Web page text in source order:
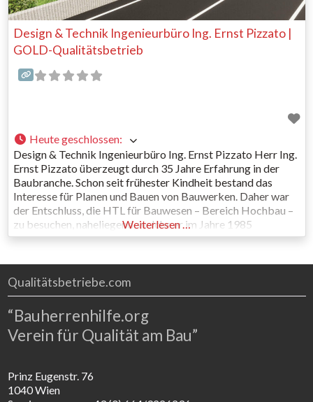
Design & Technik Ingenieurbüro Ing. Ernst Pizzato |
GOLD-Qualitätsbetrieb
Heute geschlossen:
Design & Technik Ingenieurbüro Ing. Ernst Pizzato Herr Ing.
Ernst Pizzato überzeugt durch 35 Jahre Erfahrung in der
Baubranche. Schon seit frühester Kindheit bestand das
Interesse für Planen und Bauen von Bauwerken. Daher war
der Entschluss, die HTL für Bauwesen – Bereich Hochbau –
zu besuchen, naheliegend, welche er im Jahre 1985
abschloss. Damit war der Grundstein für eine Karriere
Weiterlesen …
Qualitätsbetriebe.com
“Bauherrenhilfe.org
Verein für Qualität am Bau”
Prinz Eugenstr. 76
1040 Wien